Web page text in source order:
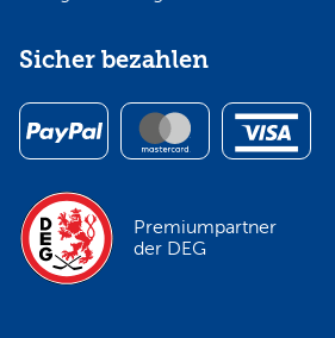
Sicher bezahlen
Premiumpartner
der DEG